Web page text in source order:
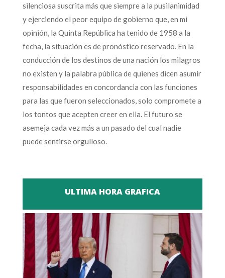
silenciosa suscrita más que siempre a la pusilanimidad
y ejerciendo el peor equipo de gobierno que, en mi
opinión, la Quinta República ha tenido de 1958 a la
fecha, la situación es de pronóstico reservado. En la
conducción de los destinos de una nación los milagros
no existen y la palabra pública de quienes dicen asumir
responsabilidades en concordancia con las funciones
para las que fueron seleccionados, solo compromete a
los tontos que acepten creer en ella. El futuro se
asemeja cada vez más a un pasado del cual nadie
puede sentirse orgulloso.
ULTIMA HORA GRAFICA